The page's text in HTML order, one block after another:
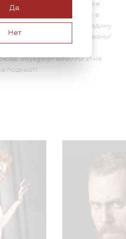
Да
Нет
в московском парке
крупных — «Фортолёт» в
он запланирован на середину
приходить со своими змеями!
voyage@radio7.ru! И не
подкаст!